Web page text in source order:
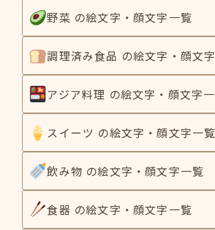
野菜 の絵文字・顔文字一覧
調理済み食品 の絵文字・顔文
アジア料理 の絵文字・顔文字
スイーツ の絵文字・顔文字一覧
飲み物 の絵文字・顔文字一覧
食器 の絵文字・顔文字一覧